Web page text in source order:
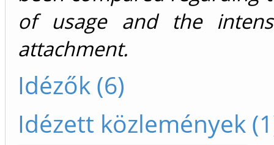
of usage and the
attachment.
Idézők (6)
Idézett közlemények